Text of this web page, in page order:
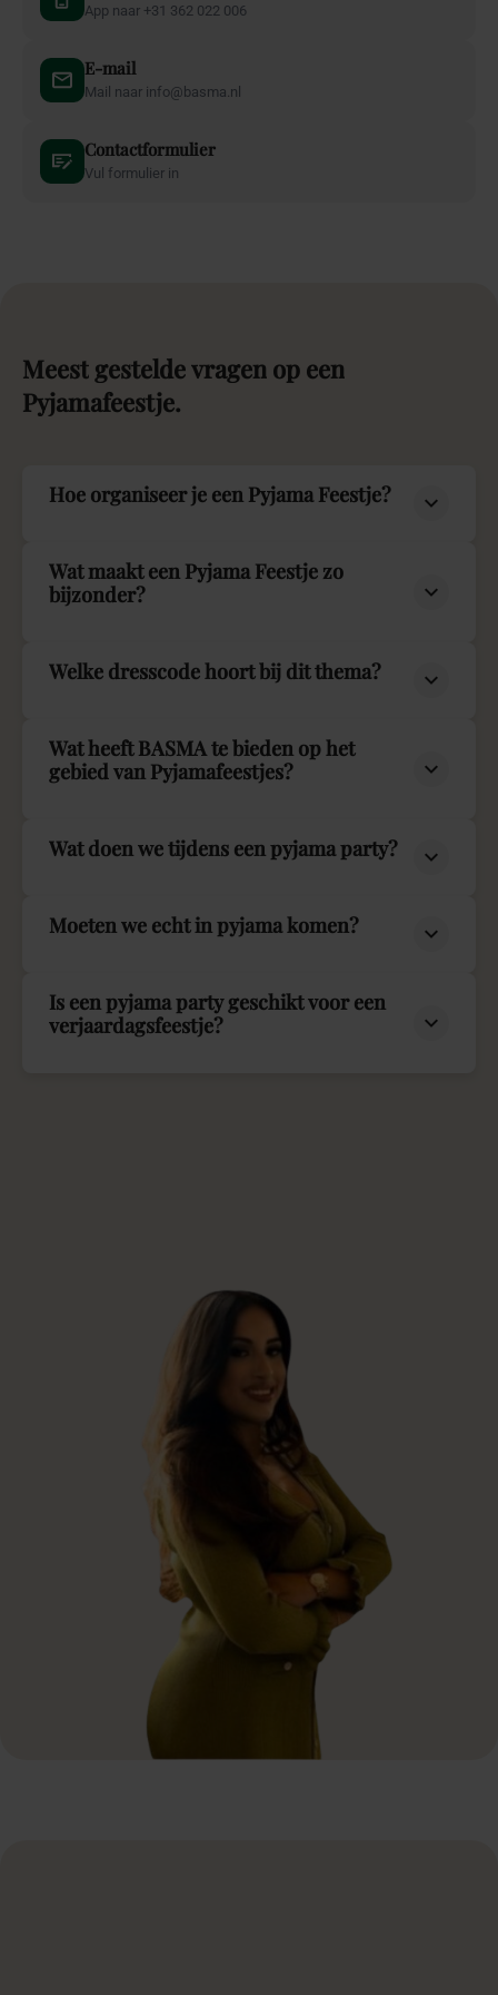
App naar +31 362 022 006
E-mail
Mail naar info@basma.nl
Contactformulier
Vul formulier in
Meest gesteldevragen op een
Pyjamafeestje.
Hoe organiseer je een Pyjama Feestje?
Wat maakt een Pyjama Feestje zo
bijzonder?
Welke dresscode hoort bij dit thema?
Wat heeft BASMA te bieden op het
gebied van Pyjamafeestjes?
Wat doen we tijdens een pyjama party?
Moeten we echt in pyjama komen?
Is een pyjama party geschikt voor een
verjaardagsfeestje?